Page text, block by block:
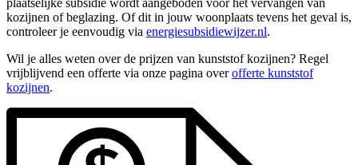
plaatselijke subsidie wordt aangeboden voor het vervangen van
kozijnen of beglazing. Of dit in jouw woonplaats tevens het geval is,
controleer je eenvoudig via energiesubsidiewijzer.nl.
Wil je alles weten over de prijzen van kunststof kozijnen? Regel
vrijblijvend een offerte via onze pagina overofferte kunststof
kozijnen.